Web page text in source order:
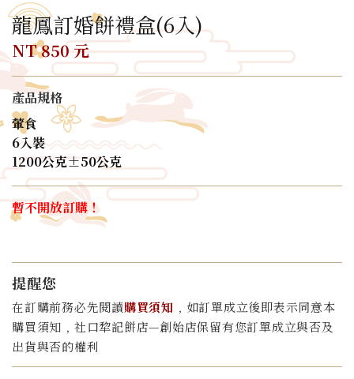
龍鳳訂婚餅禮盒(6入)
NT 850 元
產品規格
葷食
6入裝
1200公克±50公克
暫不開放訂購！
提醒您
在訂購前務必先閱讀購買須知 ﹐如訂單成立後即表示同意本
購買須知﹐社口犂記餅店—創始店保留有您訂單成立與否及
出貨與否的權利